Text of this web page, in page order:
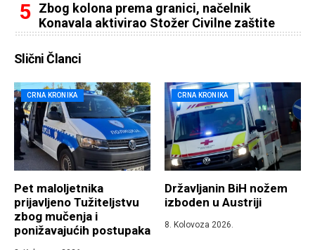
Zbog kolona prema granici, načelnik
Konavala aktivirao Stožer Civilne zaštite
Slični Članci
CRNA KRONIKA
Pet maloljetnika
prijavljeno Tužiteljstvu
zbog mučenja i
ponižavajućih postupaka
CRNA KRONIKA
Državljanin BiH nožem
izboden u Austriji
8. Kolovoza 2026.